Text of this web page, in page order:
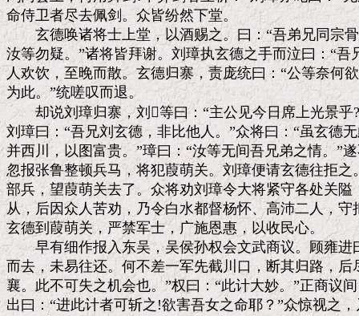
命侍卫者尽去佩剑。众皆纷然下堂。
玄德唤诸将士上堂，以酒赐之。曰：“吾弟兄同宗骨
汝等勿疑。”诸将皆拜谢。刘璋执玄德之手而泣曰：“吾
人欢饮，至晚而散。玄德归寨，责庞统曰：“公等奈何
为此。”统嗟叹而退。
却说刘璋归寨，刘等曰：“主公见今日席上光景乎
刘璋曰：“吾兄刘玄德，非比他人。”众将曰：“虽玄德
并西川，以图富贵。”璋曰：“汝等无间吾兄弟之情。”
忽报张鲁整顿兵马，将犯葭萌关。刘璋便请玄德往拒
部兵，望葭萌关去了。众将劝刘璋令大将紧守各处关
从，后因众人苦劝，乃令白水都督杨怀、高沛二人，
玄德到葭萌关，严禁军士，广施恩惠，以收民心。
早有细作报入东吴，吴侯孙权会文武商议。顾雍进
而去，未易往还。何不差一军先截川口，断其归路，
襄。此不可失之机会也。”权曰：“此计大妙。”正商议
出曰：“进此计者可斩之!欲害吾女之命耶？”众惊视之